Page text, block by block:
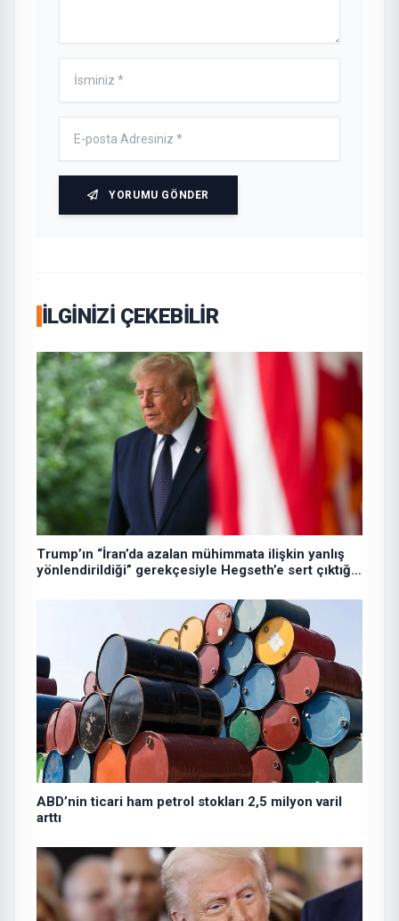
YORUMU GÖNDER
İLGINIZI ÇEKEBILIR
Trump’ın “İran’da azalan mühimmata ilişkin yanlış
yönlendirildiği” gerekçesiyle Hegseth’e sert çıktığı
ABD’nin ticari ham petrol stokları 2,5 milyon varil
arttı